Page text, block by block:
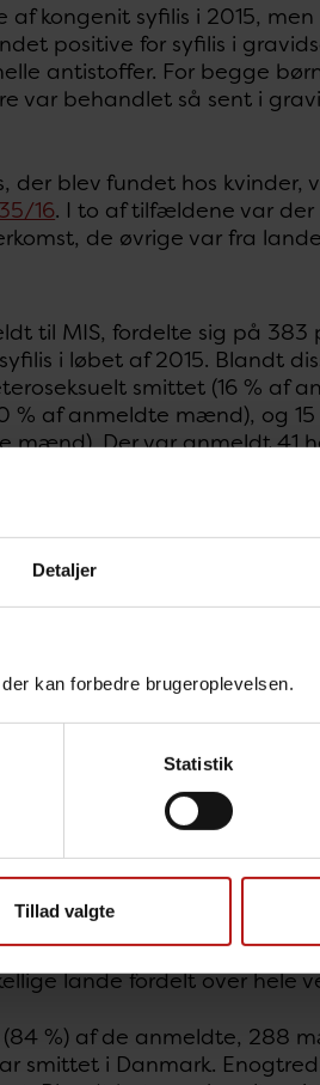
Detaljer
kan forbedre brugeroplevelsen.
Statistik
Tillad valgte
kongenit syfilis i 2015,
positive for syfilis i
antistoffer. For begge
var behandlet så sent i
blev fundet hos kvinder,
16. I to af tilfældene var der
de øvrige var fra
til MIS, fordelte sig på
i løbet af 2015. Blandt
smittet (16 % af
% af anmeldte mænd), og
Der var anmeldt 41
antal personer anmeldt
dansk herkomst, 66 (17 %)
og to var turister. De i alt
lande fordelt over hele
%) af de anmeldte, 288
smittet i Danmark.